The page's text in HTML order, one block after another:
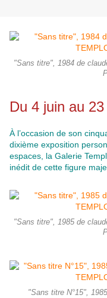
"Sans titre", 1984 de
Du 4 juin au
À l’occasion de son
dixième exposition
espaces, la Galerie
inédit de cette figure
"Sans titre", 1985 de
"Sans titre N°15",